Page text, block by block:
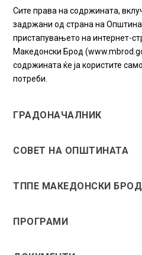
Сите права на содржината,
задржани од страна на
пристапувањето на интернет-
Македонски Брод
содржината ќе ја користите
потреби.
ГРАДОНАЧАЛНИК
СОВЕТ НА ОПШТИНАТА
ТППЕ МАКЕДОНСКИ БРОД
ПРОГРАМИ